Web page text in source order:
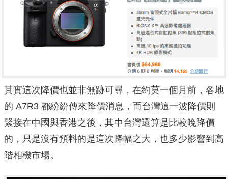
其實這次降價也並非無跡可尋，在約莫一個月前，各地
的 A7R3 都紛紛傳來降價消息，而台灣這一波降價則
緊接在中國與香港之後，其中台灣還算是比較晚降價
的，只是沒有預料的是這次降幅之大，也多少影響到高
階相機市場。